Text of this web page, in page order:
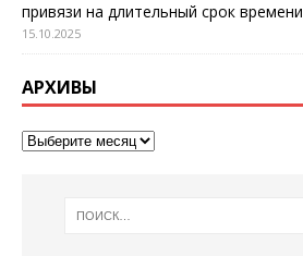
привязи на длительный срок времени
15.10.2025
АРХИВЫ